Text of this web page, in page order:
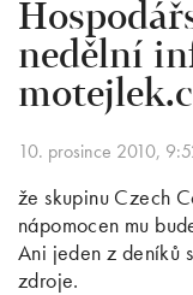
nedělní
10. prosince 2010,
že skupinu Czech
nápomocen mu
Ani jeden z deníků
zdroje.